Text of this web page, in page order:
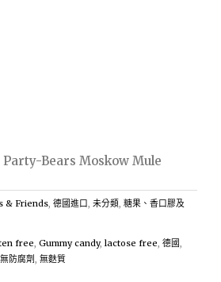
Bears Moskow Mule
& Friends 德國進口 未分類 糖果、香口膠及
free Gummy candy, lactose free 德國
無防腐劑 無麩質